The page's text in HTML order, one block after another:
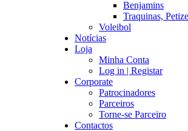
Benjamins
Traquinas,
Voleibol
Notícias
Loja
Minha Conta
Log in | Registar
Corporate
Patrocinadores
Parceiros
Torne-se Parceiro
Contactos